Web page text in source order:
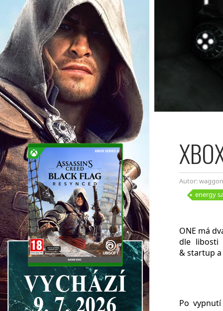
Autor: waggon
energy
ONE má
dle libosti
& startup
Po